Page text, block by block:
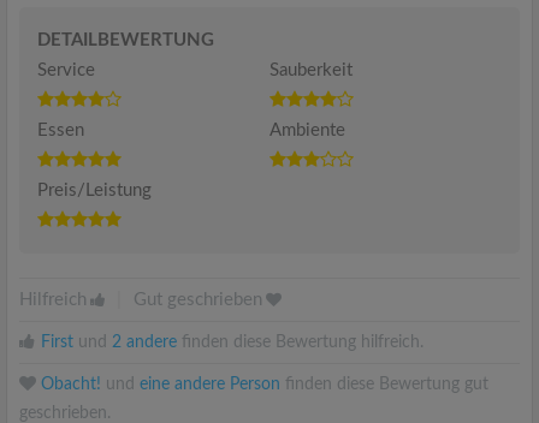
DETAILBEWERTUNG
Service
Sauberkeit
Essen Ambiente
Preis/Leistung
Hilfreich Gut geschrieben
First und 2 andere finden diese Bewertung hilfreich.
Obacht! und eine andere Person finden diese Bewertung gut
geschrieben.